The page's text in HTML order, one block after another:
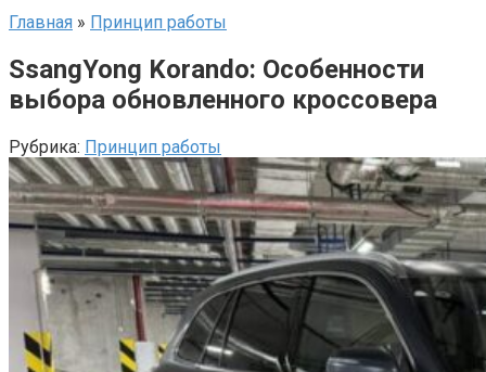
Главная » Принцип работы
SsangYong Korando: Особенности
выбора обновленного кроссовера
Рубрика: Принцип работы